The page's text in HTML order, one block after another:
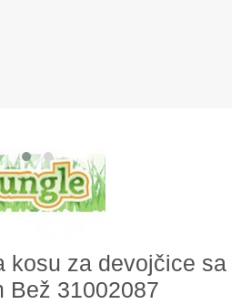
kosu za devojčice sa
Bež 31002087